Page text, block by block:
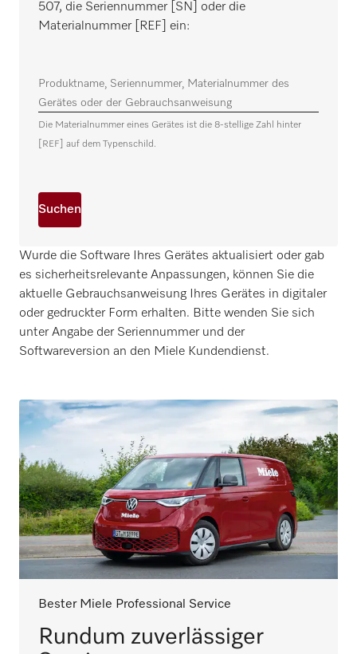
507, die Seriennummer [SN] oder die
Materialnummer [REF] ein:
Produktname, Seriennummer, Materialnummer des
Gerätes oder der Gebrauchsanweisung
Die Materialnummer eines Gerätes ist die 8-stellige Zahl hinter
[REF] auf dem Typenschild.
Suchen
Wurde die Software Ihres Gerätes aktualisiert oder gab
es sicherheitsrelevante Anpassungen, können Sie die
aktuelle Gebrauchsanweisung Ihres Gerätes in digitaler
oder gedruckter Form erhalten. Bitte wenden Sie sich
unter Angabe der Seriennummer und der
Softwareversion an den Miele Kundendienst.
Bester Miele Professional Service
Rundum zuverlässiger